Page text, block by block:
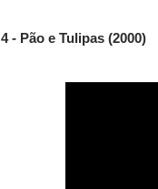
4 - Pão e Tulipas (2000)